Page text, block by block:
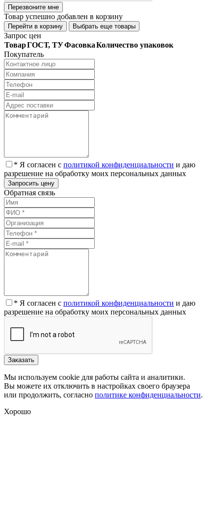
Перезвоните мне
Товар успешно добавлен в корзину
Перейти в корзину Выбрать еще товары
Запрос цен
ТоварГОСТ, ТУФасовкаКоличество упаковок
Покупатель
* Я согласен с политикой конфиденциальности и даю
разрешение на обработку моих персональных данных
Обратная связь
* Я согласен с политикой конфиденциальности и даю
разрешение на обработку моих персональных данных
Заказать
Мы используем cookie для работы сайта и аналитики.
Вы можете их отключить в настройках своего браузера
или продолжить, согласно политике конфиденциальности.
Хорошо